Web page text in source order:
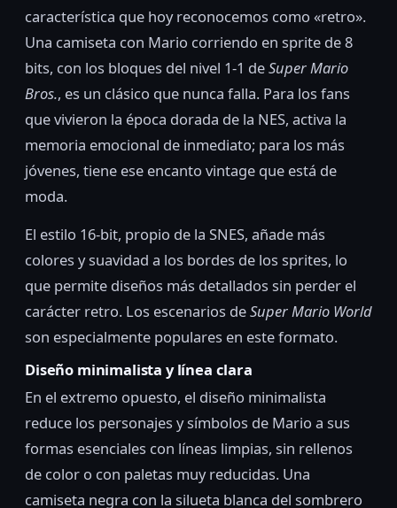
característica que hoy reconocemos como «retro».
Una camiseta con Mario corriendo en sprite de 8
bits, con los bloques del nivel 1-1 deSuper Mario
Bros., es un clásico que nunca falla. Para los fans
que vivieron la época dorada de la NES, activa la
memoria emocional de inmediato; para los más
jóvenes, tiene ese encanto vintage que está de
moda.
El estilo 16-bit, propio de la SNES, añade más
colores y suavidad a los bordes de los sprites, lo
que permite diseños más detallados sin perder el
carácter retro. Los escenarios deSuper Mario World
son especialmente populares en este formato.
Diseño minimalista y línea clara
En el extremo opuesto, el diseño minimalista
reduce los personajes y símbolos de Mario a sus
formas esenciales con líneas limpias, sin rellenos
de color o con paletas muy reducidas. Una
camiseta negra con la silueta blanca del sombrero